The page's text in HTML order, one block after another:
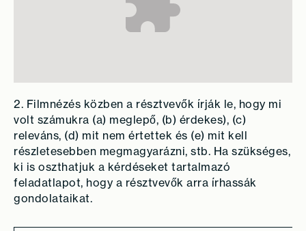
2. Filmnézés közben a résztvevők írják le, hogy mi
volt számukra (a) meglepő, (b) érdekes), (c)
releváns, (d) mit nem értettek és (e) mit kell
részletesebben megmagyarázni, stb. Ha szükséges,
ki is oszthatjuk a kérdéseket tartalmazó
feladatlapot, hogy a résztvevők arra írhassák
gondolataikat.